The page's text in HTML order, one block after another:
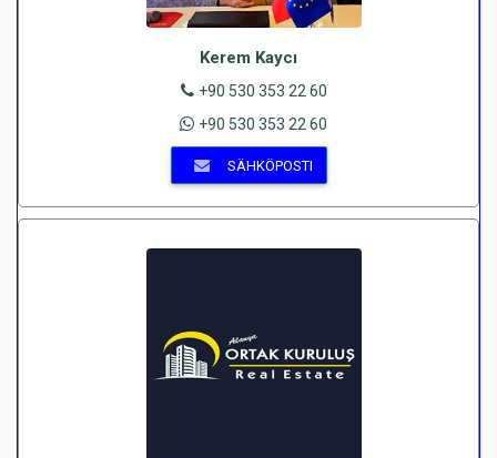
Kerem Kaycı
+90 530 353 22 60
+90 530 353 22 60
SÄHKÖPOSTI